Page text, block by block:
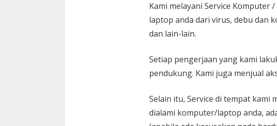
Kami melayani Service Komputer
laptop anda dari virus, debu dan
dan lain-lain.
Setiap pengerjaan yang kami
pendukung. Kami juga menjual
Selain itu, Service di tempat
dialami komputer/laptop anda,